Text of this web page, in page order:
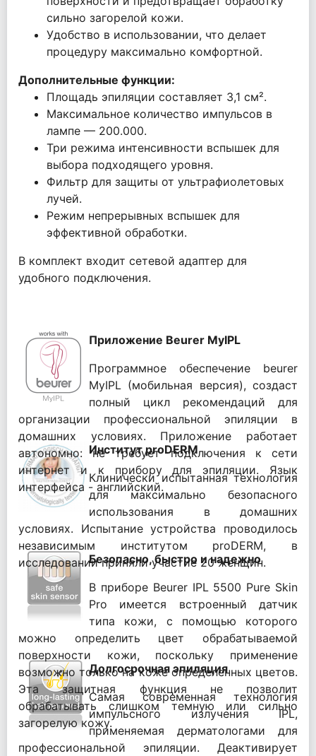
сильно загорелой кожи.
Удобство в использовании, что делает
процедуру максимально комфортной.
Дополнительные функции:
Площадь эпиляции составляет 3,1 см².
Максимальное количество импульсов в
лампе — 200.000.
Три режима интенсивности вспышек для
выбора подходящего уровня.
Фильтр для защиты от ультрафиолетовых
лучей.
Режим непрерывных вспышек для
эффективной обработки.
В комплект входит сетевой адаптер для
удобного подключения.
Приложение Beurer MyIPL
Программное обеспечение beurer
MyIPL (мобильная версия), создаст
полный цикл рекомендаций для
организации профессиональной эпиляции в
домашних условиях. Приложение работает
автономно: не требует подключения к сети
интернет и к прибору для эпиляции. Язык
интерфейса - английский.
Институт proDERM
Клинически испытанная технология
для максимально безопасного
использования в домашних
условиях. Испытание устройства проводилось
независимым институтом proDERM, в
исследовании приняли участие 20 женщин.
Безопасно, быстро и надежно
В приборе Beurer IPL 5500 Pure Skin
Pro имеется встроенный датчик
типа кожи, с помощью которого
можно определить цвет обрабатываемой
поверхности кожи, поскольку применение
возможно только на коже определенных цветов.
Эта защитная функция не позволит
обрабатывать слишком темную или сильно
загорелую кожу.
Долгосрочная эпиляция
Самая современная технология
импульсного излучения IPL,
применяемая дерматологами для
профессиональной эпиляции. Деактивирует